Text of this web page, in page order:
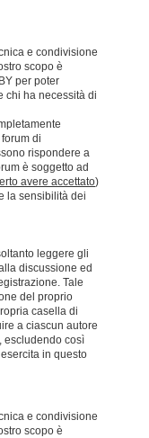
e condivisione
scopo è
per poter
chi ha necessità di
di
rispondere a
è soggetto ad
avere accettato)
la sensibilità dei
leggere gli
discussione ed
Tale
del proprio
casella di
a ciascun autore
escludendo così
in questo
e condivisione
scopo è